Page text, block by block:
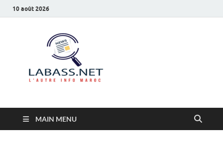
10 août 2026
MAIN MENU